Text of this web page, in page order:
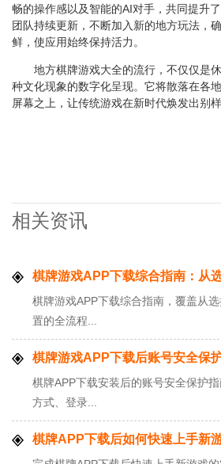
畅的操作感以及智能的AI对手，共同提升
团队持续更新，不断加入新的地方玩法，
鲜，使应用始终保持活力。
地方棋牌游戏大全的流行，不仅仅是
种文化现象的数字化呈现。它将散落在各
屏幕之上，让传统游戏在新时代焕发出别样
相关资讯
棋牌游戏APP下载综合指南：从
棋牌游戏APP下载综合指南，覆盖从
置的全流程...
棋牌游戏APP下载后账号安全保
棋牌APP下载安装后的账号安全保护
方式、登录...
棋牌APP下载后如何快速上手新